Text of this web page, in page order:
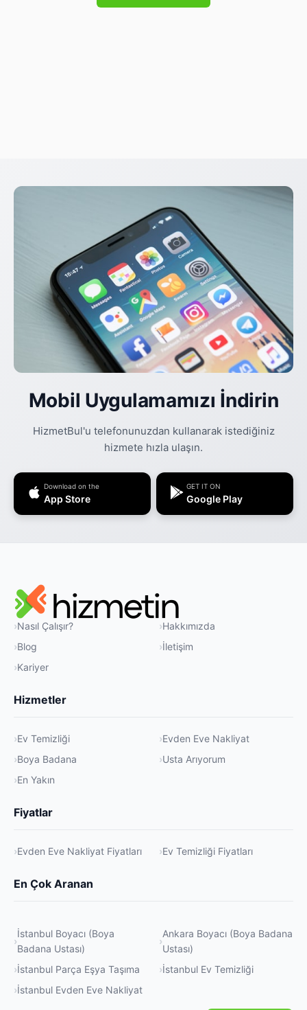
Mobil Uygulamamızı İndirin
HizmetBul'u telefonunuzdan kullanarak istediğiniz
hizmete hızla ulaşın.
Download on the
App Store
GET IT ON
Google Play
Nasıl Çalışır?
Hakkımızda
Blog
İletişim
Kariyer
Hizmetler
Ev Temizliği
Evden Eve Nakliyat
Boya Badana
Usta Arıyorum
En Yakın
Fiyatlar
Evden Eve Nakliyat Fiyatları Ev Temizliği Fiyatları
En Çok Aranan
İstanbul Boyacı (Boya
Badana Ustası)
Ankara Boyacı (Boya Badana
Ustası)
İstanbul Parça Eşya Taşıma
İstanbul Ev Temizliği
İstanbul Evden Eve Nakliyat